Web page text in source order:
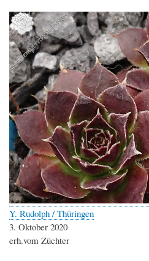
Y. Rudolph / Thüringen
3. Oktober 2020
erh.vom Züchter